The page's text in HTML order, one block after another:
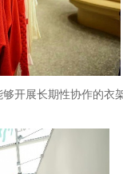
开展长期性协作的衣